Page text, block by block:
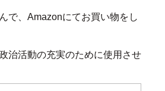
で、Amazonにてお買い物をし
治活動の充実のために使用させ